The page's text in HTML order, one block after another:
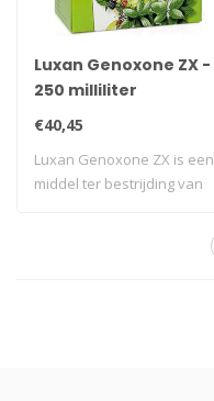
Luxan Genoxone ZX -
250 milliliter
€40,45
Luxan Genoxone ZX is een
middel ter bestrijding van